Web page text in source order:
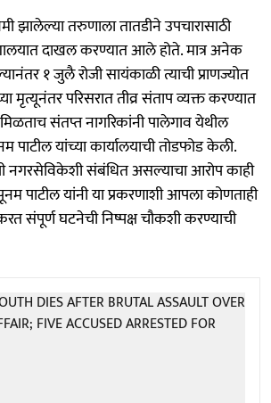
झालेल्या तरुणाला तातडीने उपचारासाठी
दाखल करण्यात आले होते. मात्र अनेक
१ जुलै रोजी सायंकाळी त्याची प्राणज्योत
मृत्यूनंतर परिसरात तीव्र संताप व्यक्त करण्यात
संतप्त नागरिकांनी पालेगाव येथील
पाटील यांच्या कार्यालयाची तोडफोड केली.
नगरसेविकेशी संबंधित असल्याचा आरोप काही
पाटील यांनी या प्रकरणाशी आपला कोणताही
संपूर्ण घटनेची निष्पक्ष चौकशी करण्याची